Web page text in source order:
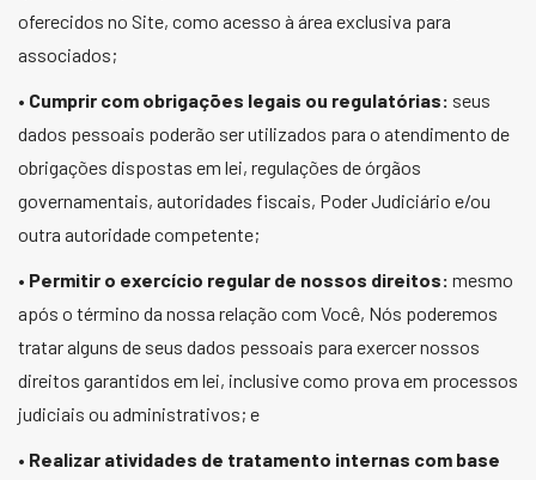
oferecidos no Site, como acesso à área exclusiva para
associados;
• Cumprir com obrigações legais ou regulatórias: seus
dados pessoais poderão ser utilizados para o atendimento de
obrigações dispostas em lei, regulações de órgãos
governamentais, autoridades fiscais, Poder Judiciário e/ou
outra autoridade competente;
• Permitir o exercício regular de nossos direitos: mesmo
após o término da nossa relação com Você, Nós poderemos
tratar alguns de seus dados pessoais para exercer nossos
direitos garantidos em lei, inclusive como prova em processos
judiciais ou administrativos; e
• Realizar atividades de tratamento internas com base